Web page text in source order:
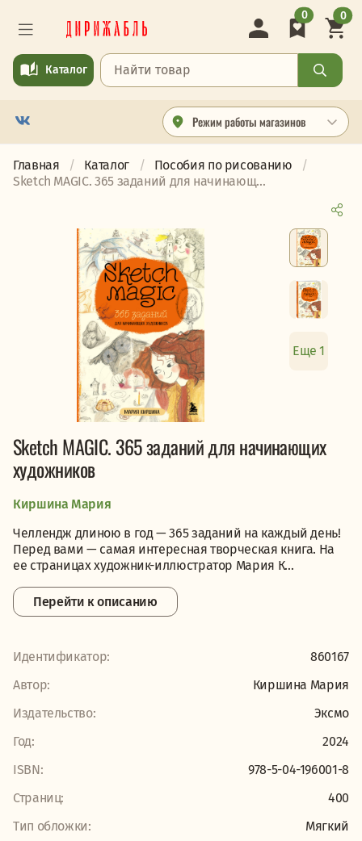
Режим работы магазинов
Каталог
0 0
Главная Каталог
Пособия по рисованию
Sketch MAGIC. 365 заданий для начинающ...
Еще 1
Sketch MAGIC. 365 заданий для начинающих
художников
Киршина Мария
Челлендж длиною в год — 365 заданий на каждый день!
Перед вами — самая интересная творческая книга. На
ее страницах художник-иллюстратор Мария К...
Перейти к описанию
Идентификатор:
860167
Автор:
Киршина Мария
Издательство:
Эксмо
Год:
2024
ISBN:
978-5-04-196001-8
Страниц:
400
Тип обложки:
Мягкий